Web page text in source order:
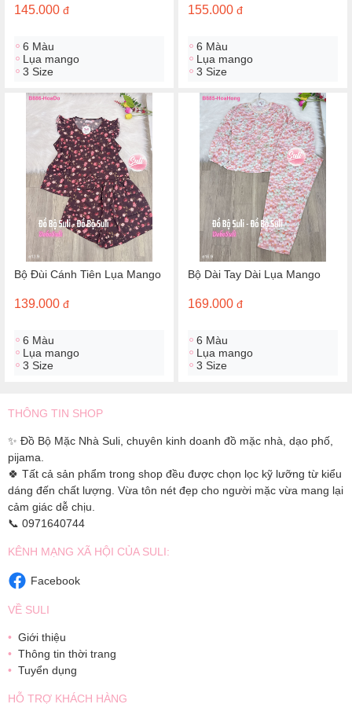
145.000 đ
6 Màu
Lụa mango
3 Size
155.000 đ
6 Màu
Lụa mango
3 Size
Bộ Đùi Cánh Tiên Lụa Mango
139.000 đ
6 Màu
Lụa mango
3 Size
Bộ Dài Tay Dài Lụa Mango
169.000 đ
6 Màu
Lụa mango
3 Size
THÔNG TIN SHOP
✨ Đồ Bộ Mặc Nhà Suli, chuyên kinh doanh đồ mặc nhà, dạo phố,
pijama.
🍀 Tất cả sản phẩm trong shop đều được chọn lọc kỹ lưỡng từ kiểu
dáng đến chất lượng. Vừa tôn nét đẹp cho người mặc vừa mang lại
cảm giác dễ chịu.
📞 0971640744
KÊNH MẠNG XÃ HỘI CỦA SULI:
Facebook
VỀ SULI
Giới thiệu
Thông tin thời trang
Tuyển dụng
HỖ TRỢ KHÁCH HÀNG